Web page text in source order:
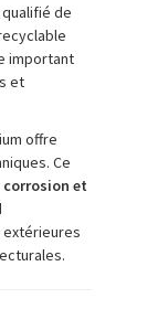
de
important
et
offre
Ce
et